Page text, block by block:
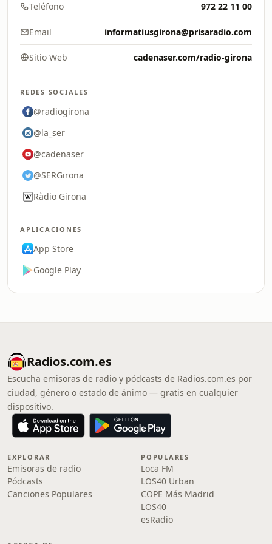
Teléfono 972 22 11 00
Email informatiusgirona@prisaradio.com
Sitio Web cadenaser.com/radio-girona
REDES SOCIALES
@radiogirona
@la_ser
@cadenaser
@SERGirona
Ràdio Girona
APLICACIONES
App Store
Google Play
Radios.com.es
Escucha emisoras de radio y pódcasts de Radios.com.es por
ciudad, género o estado de ánimo — gratis en cualquier
dispositivo.
EXPLORAR
Emisoras de radio
Pódcasts
Canciones Populares
POPULARES
Loca FM
LOS40 Urban
COPE Más Madrid
LOS40
esRadio